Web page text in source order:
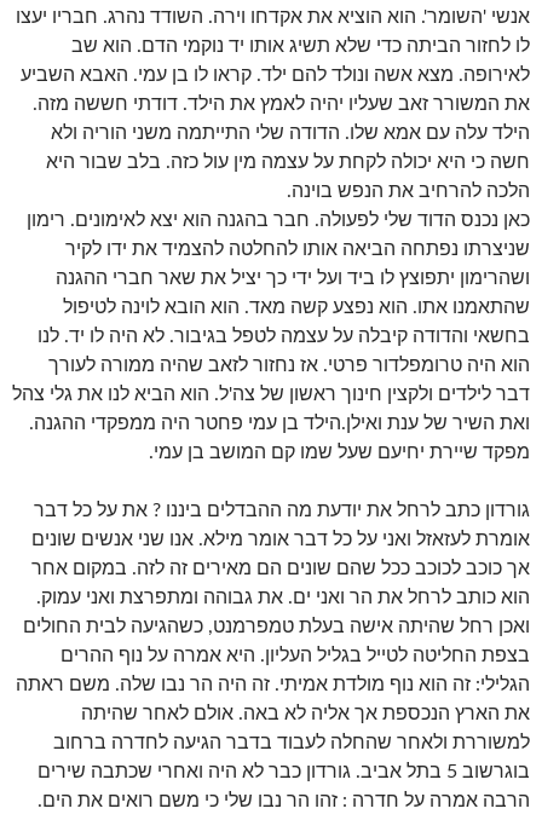
אנשי 'השומר'. הוא הוציא את אקדחו וירה. השודד נהרג. חבריו יעצו
לו לחזור הביתה כדי שלא תשיג אותו יד נוקמי הדם. הוא שב
לאירופה. מצא אשה ונולד להם ילד. קראו לו בן עמי. האבא השביע
את המשורר זאב שעליו יהיה לאמץ את הילד. דודתי חששה מזה.
הילד עלה עם אמא שלו. הדודה שלי התייתמה משני הוריה ולא
חשה כי היא יכולה לקחת על עצמה מין עול כזה. בלב שבור היא
הלכה להרחיב את הנפש בוינה.
כאן נכנס הדוד שלי לפעולה. חבר בהגנה הוא יצא לאימונים. רימון
שניצרתו נפתחה הביאה אותו להחלטה להצמיד את ידו לקיר
ושהרימון יתפוצץ לו ביד ועל ידי כך יציל את שאר חברי ההגנה
שהתאמנו אתו. הוא נפצע קשה מאד. הוא הובא לוינה לטיפול
בחשאי והדודה קיבלה על עצמה לטפל בגיבור. לא היה לו יד. לנו
הוא היה טרומפלדור פרטי. אז נחזור לזאב שהיה ממורה לעורך
דבר לילדים ולקצין חינוך ראשון של צה'ל. הוא הביא לנו את גלי צהל
ואת השיר של ענת ואילן.הילד בן עמי פחטר היה ממפקדי ההגנה.
מפקד שיירת יחיעם שעל שמו קם המושב בן עמי.
גורדון כתב לרחל את יודעת מה ההבדלים ביננו ? את על כל דבר
אומרת לעזאזל ואני על כל דבר אומר מילא. אנו שני אנשים שונים
אך כוכב לכוכב ככל שהם שונים הם מאירים זה לזה. במקום אחר
הוא כותב לרחל את הר ואני ים. את גבוהה ומתפרצת ואני עמוק.
ואכן רחל שהיתה אישה בעלת טמפרמנט, כשהגיעה לבית החולים
בצפת החליטה לטייל בגליל העליון. היא אמרה על נוף ההרים
הגלילי: זה הוא נוף מולדת אמיתי. זה היה הר נבו שלה. משם ראתה
את הארץ הנכספת אך אליה לא באה. אולם לאחר שהיתה
למשוררת ולאחר שהחלה לעבוד בדבר הגיעה לחדרה ברחוב
בוגרשוב 5 בתל אביב. גורדון כבר לא היה ואחרי שכתבה שירים
הרבה אמרה על חדרה : זהו הר נבו שלי כי משם רואים את הים.